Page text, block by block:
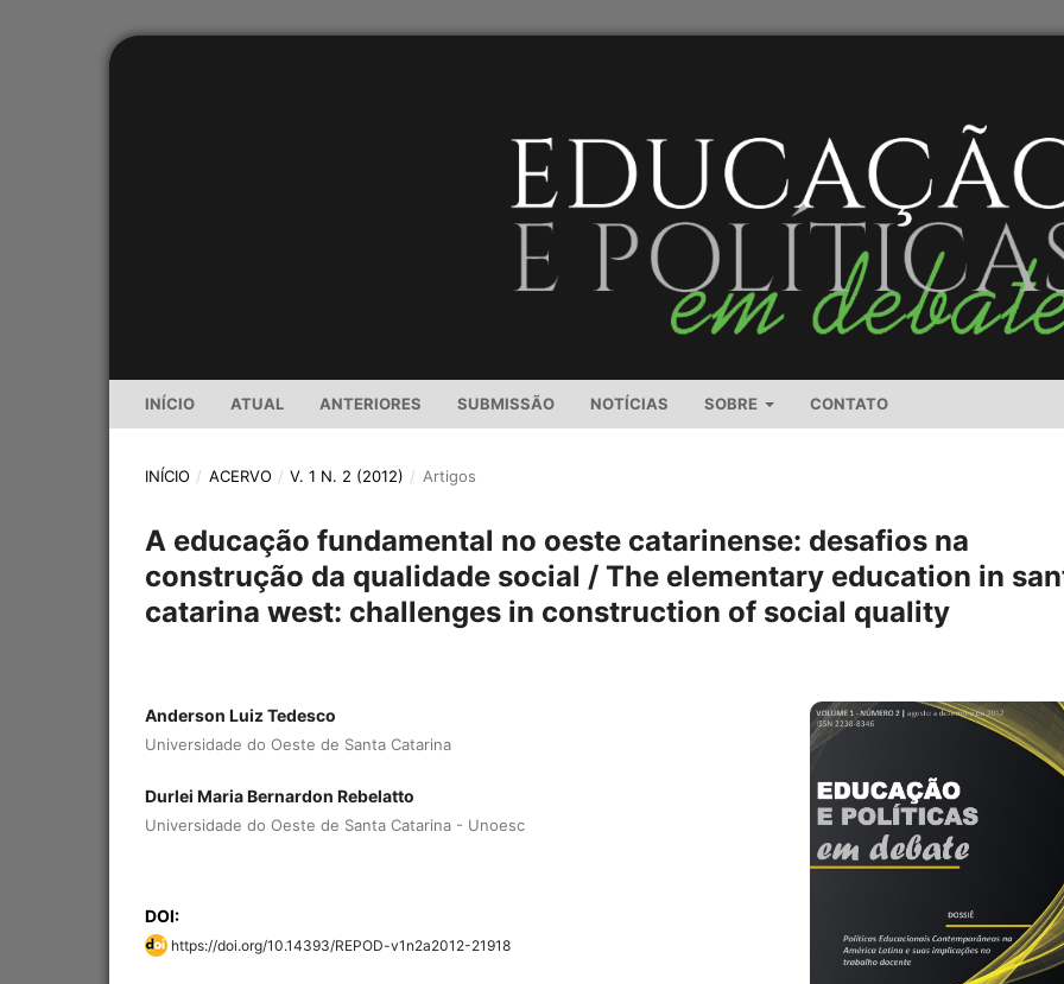
INÍCIO ATUAL ANTERIORES SUBMISSÃO NOTÍCIAS SOBRE CONTATO
INÍCIO / ACERVO / V. 1 N. 2 (2012) / Artigos
A educação fundamental no oeste catarinense: desafios na
construção da qualidade social / The elementary education in
catarina west: challenges in construction of social quality
Anderson Luiz Tedesco
Universidade do Oeste de Santa Catarina
Durlei Maria Bernardon Rebelatto
Universidade do Oeste de Santa Catarina - Unoesc
DOI:
https://doi.org/10.14393/REPOD-v1n2a2012-21918